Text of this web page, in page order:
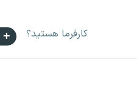
کارفرما هستید؟